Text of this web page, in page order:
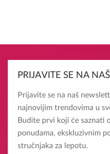
PRIJAVITE SE NA
Prijavite se na naš
najnovijim trendovima u
Budite prvi koji će saznati
ponudama, ekskluzivnim
stručnjaka za lepotu.